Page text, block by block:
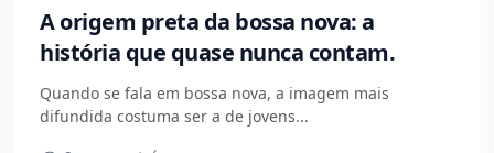
A origem preta da bossa nova: a
história que quase nunca contam.
Quando se fala em bossa nova, a imagem mais
difundida costuma ser a de jovens...